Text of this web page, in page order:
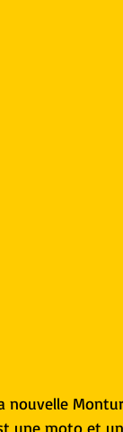
une moto et